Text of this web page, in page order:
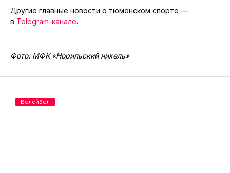
Другие главные новости о тюменском спорте —
в Telegram-канале.
Фото: МФК «Норильский никель»
Волейбол